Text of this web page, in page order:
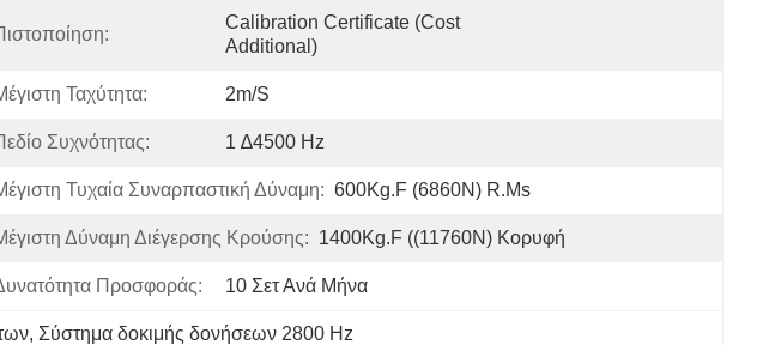
Calibration Certificate (Cost
Additional)
Ταχύτητα: 2m/s
Συχνότητας: 1 ∆4500 Hz
Τυχαία Συναρπαστική Δύναμη: 600Kg.f (6860N) R.ms
Δύναμη Διέγερσης Κρούσης: 1400Kg.f ((11760N) Κορυφή
Προσφοράς: 10 Σετ Ανά Μήνα
, Σύστημα δοκιμής δονήσεων 2800 Hz